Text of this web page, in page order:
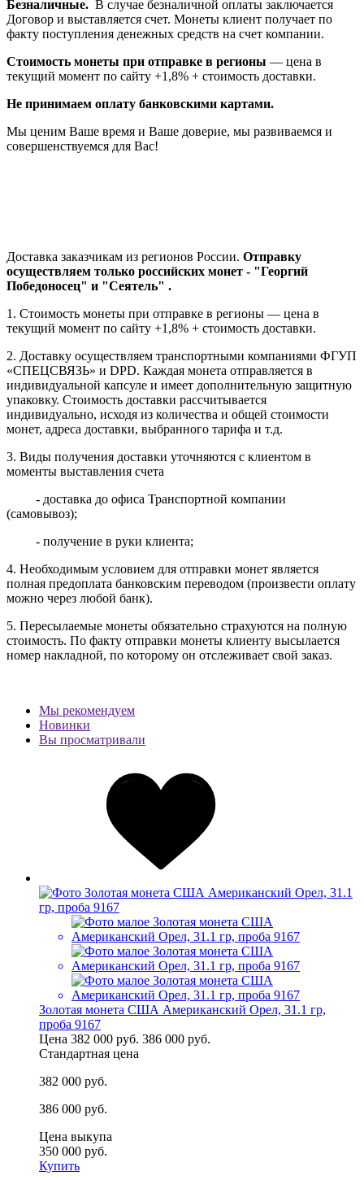
Безналичные. В случае безналичной оплаты заключается
Договор и выставляется счет. Монеты клиент получает по
факту поступления денежных средств на счет компании.
Стоимость монеты при отправке в регионы — цена в
текущий момент по сайту +1,8% + стоимость доставки.
Не принимаем оплату банковскими картами.
Мы ценим Ваше время и Ваше доверие, мы развиваемся и
совершенствуемся для Вас!
Доставка заказчикам из регионов России. Отправку
осуществляем только российских монет - "Георгий
Победоносец" и "Сеятель" .
1. Стоимость монеты при отправке в регионы — цена в
текущий момент по сайту +1,8% + стоимость доставки.
2. Доставку осуществляем транспортными компаниями ФГУП
«СПЕЦСВЯЗЬ» и DPD. Каждая монета отправляется в
индивидуальной капсуле и имеет дополнительную защитную
упаковку. Стоимость доставки рассчитывается
индивидуально, исходя из количества и общей стоимости
монет, адреса доставки, выбранного тарифа и т.д.
3. Виды получения доставки уточняются с клиентом в
моменты выставления счета
- доставка до офиса Транспортной компании
(самовывоз);
- получение в руки клиента;
4. Необходимым условием для отправки монет является
полная предоплата банковским переводом (произвести оплату
можно через любой банк).
5. Пересылаемые монеты обязательно страхуются на полную
стоимость. По факту отправки монеты клиенту высылается
номер накладной, по которому он отслеживает свой заказ.
Мы рекомендуем
Новинки
Вы просматривали
Золотая монета США Американский Орел, 31.1 гр,
проба 9167
Цена 382 000 руб. 386 000 руб.
Стандартная цена
382 000 руб.
386 000 руб.
Цена выкупа
350 000 руб.
Купить